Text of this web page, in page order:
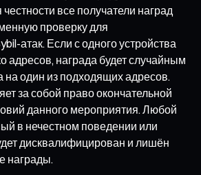
все получатели наград
проверку для
атак. Если с одного устройства
адресов, награда будет случайным
на один из подходящих адресов.
за собой право окончательной
данного мероприятия. Любой
в нечестном поведении или
дисквалифицирован и лишён
награды.